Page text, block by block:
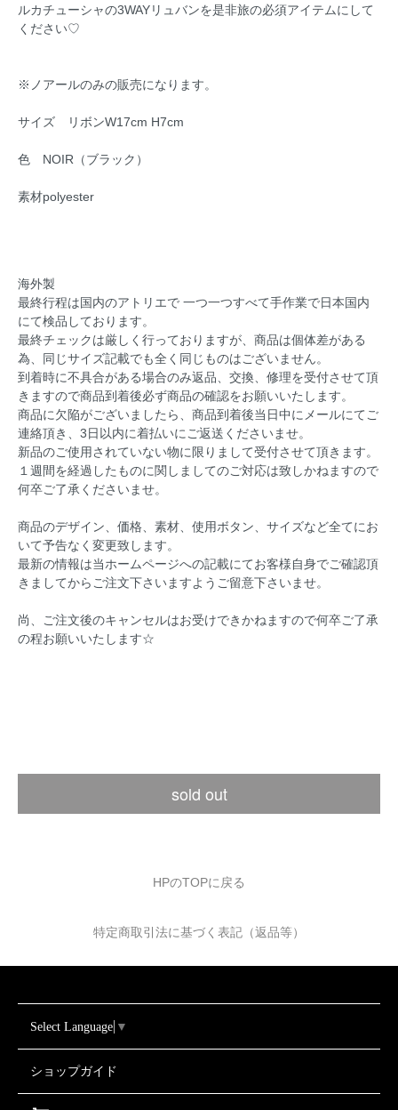
ルカチューシャの3WAYリュバンを是非旅の必須アイテムにして
ください♡
※ノアールのみの販売になります。
サイズ リボンW17cm H7cm
色 NOIR（ブラック）
素材polyester
海外製
最終行程は国内のアトリエで 一つ一つすべて手作業で日本国内
にて検品しております。
最終チェックは厳しく行っておりますが、商品は個体差がある
為、同じサイズ記載でも全く同じものはございません。
到着時に不具合がある場合のみ返品、交換、修理を受付させて頂
きますので商品到着後必ず商品の確認をお願いいたします。
商品に欠陥がございましたら、商品到着後当日中にメールにてご
連絡頂き、3日以内に着払いにご返送くださいませ。
新品のご使用されていない物に限りまして受付させて頂きます。
１週間を経過したものに関しましてのご対応は致しかねますので
何卒ご了承くださいませ。
商品のデザイン、価格、素材、使用ボタン、サイズなど全てにお
いて予告なく変更致します。
最新の情報は当ホームページへの記載にてお客様自身でご確認頂
きましてからご注文下さいますようご留意下さいませ。
尚、ご注文後のキャンセルはお受けできかねますので何卒ご了承
の程お願いいたします☆
sold out
HPのTOPに戻る
特定商取引法に基づく表記（返品等）
Select Language ▼
ショップガイド